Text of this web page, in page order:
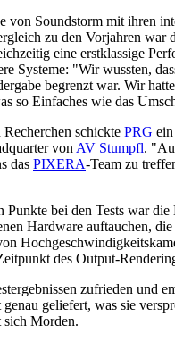
von Soundstorm mit ihren
zu den Vorjahren war
eine erstklassige
Systeme: "Wir wussten,
begrenzt war. Wir
so Einfaches wie das
schickte PRG
von AV Stumpfl.
das PIXERA-Team zu
Punkte bei den Tests war
Hardware auftauchen,
des Output-
zufrieden und
geliefert, was sie
sich Morden.